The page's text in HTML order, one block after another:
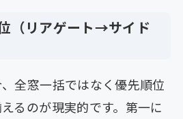
（リアゲート→サイド
全窓一括ではなく優先順位
るのが現実的です。第一に